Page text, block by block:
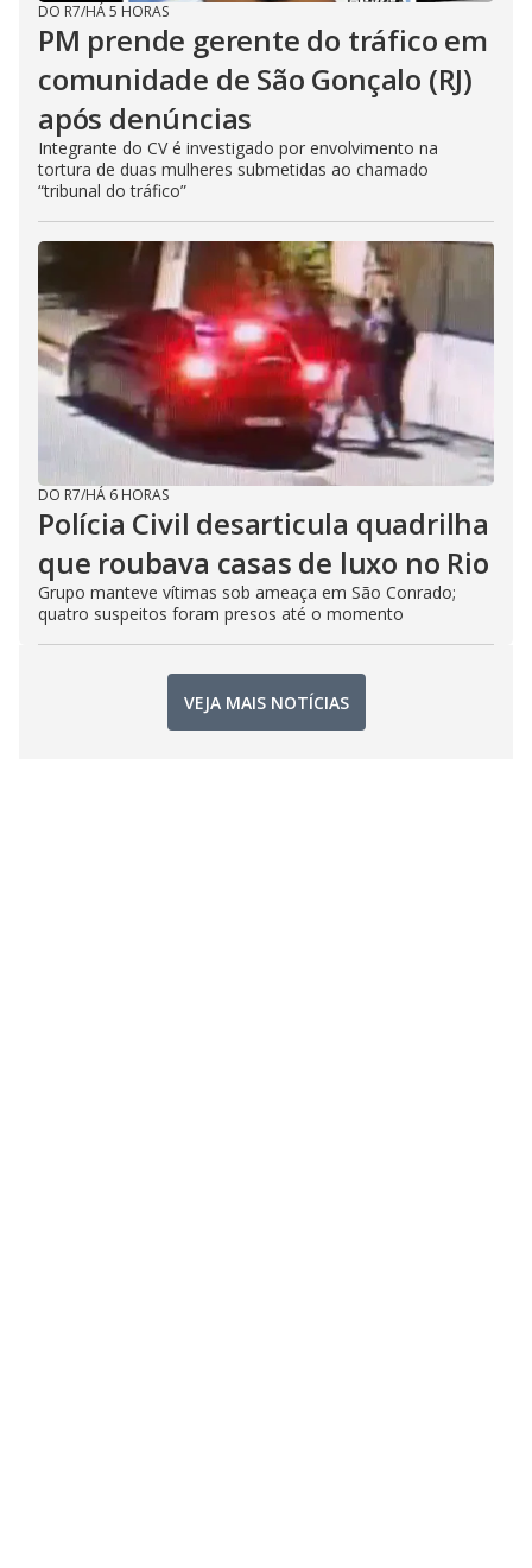
DO R7/HÁ 5 HORAS
PM prende gerente do tráfico em
comunidade de São Gonçalo (RJ)
após denúncias
Integrante do CV é investigado por envolvimento na
tortura de duas mulheres submetidas ao chamado
“tribunal do tráfico”
DO R7/HÁ 6 HORAS
Polícia Civil desarticula quadrilha
que roubava casas de luxo no Rio
Grupo manteve vítimas sob ameaça em São Conrado;
quatro suspeitos foram presos até o momento
VEJA MAIS NOTÍCIAS